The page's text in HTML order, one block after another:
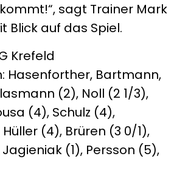
sagt Trainer Mark
Blick auf das Spiel.
Krefeld
Hasenforther, Bartmann,
(2), Noll (2 1/3),
(4), Schulz (4),
(4), Brüren (3 0/1),
(1), Persson (5),